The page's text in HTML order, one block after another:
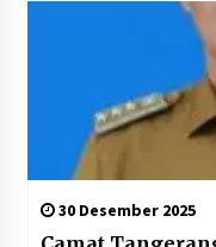
30 Desember 2025